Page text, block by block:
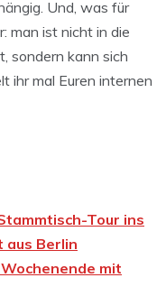
Und, was für
man ist nicht in die
sondern kann sich
ihr mal Euren internen
Tour ins
aus Berlin
mit